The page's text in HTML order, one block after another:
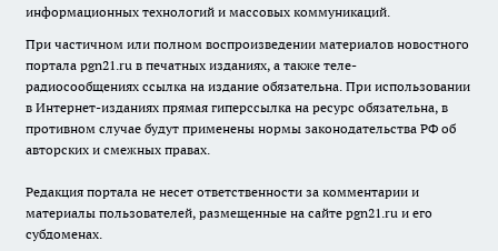
информационных технологий и массовых коммуникаций.
При частичном или полном воспроизведении материалов новостного
портала pgn21.ru в печатных изданиях, а также теле-
радиосообщениях ссылка на издание обязательна. При использовании
в Интернет-изданиях прямая гиперссылка на ресурс обязательна, в
противном случае будут применены нормы законодательства РФ об
авторских и смежных правах.
Редакция портала не несет ответственности за комментарии и
материалы пользователей, размещенные на сайте pgn21.ru и его
субдоменах.